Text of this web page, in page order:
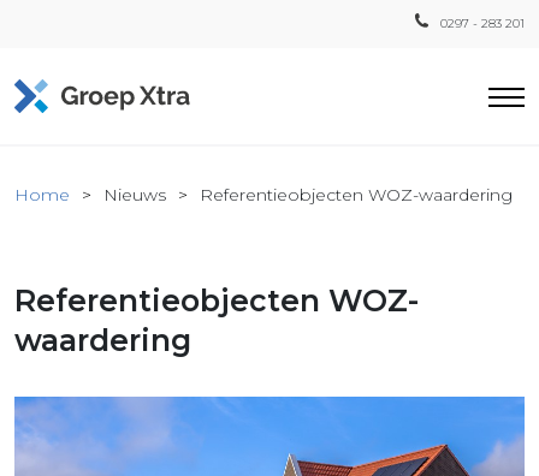
0297 - 283 201
Loon
Xtra
Home Nieuws Referentieobjecten WOZ-waardering
Referentieobjecten WOZ-
waardering